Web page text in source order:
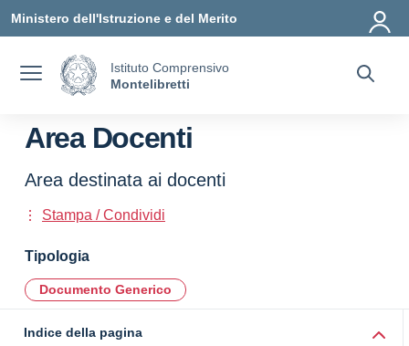
Ministero dell'Istruzione e del Merito
Istituto Comprensivo
Montelibretti
Area Docenti
Area destinata ai docenti
Stampa / Condividi
Tipologia
Documento Generico
Indice della pagina